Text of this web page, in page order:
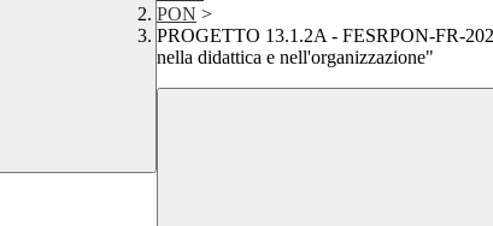
PON >
PROGETTO 13.1.2A - FESRPON-FR-
nella didattica e nell'organizzazione"